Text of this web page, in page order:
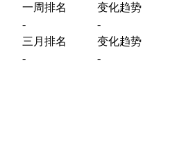
一周排名
变化趋势
-
-
三月排名
变化趋势
- -